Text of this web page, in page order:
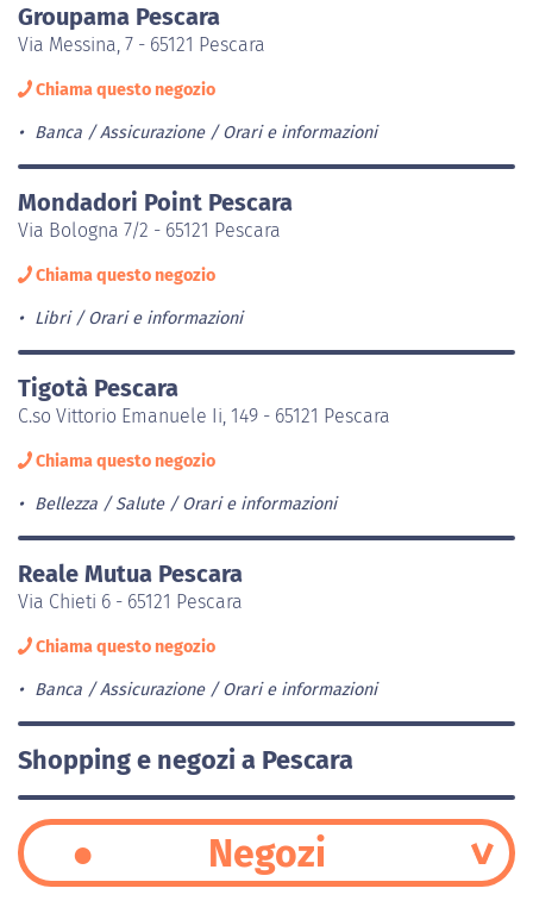
Groupama Pescara
Via Messina, 7 - 65121 Pescara
Chiama questo negozio
Banca / Assicurazione Orari e informazioni
Mondadori Point Pescara
Via Bologna 7/2 - 65121 Pescara
Chiama questo negozio
Libri Orari e informazioni
Tigotà Pescara
C.so Vittorio Emanuele Ii, 149 - 65121 Pescara
Chiama questo negozio
Bellezza / Salute Orari e informazioni
Reale Mutua Pescara
Via Chieti 6 - 65121 Pescara
Chiama questo negozio
Banca / Assicurazione Orari e informazioni
Shopping e negozi a Pescara
Negozi